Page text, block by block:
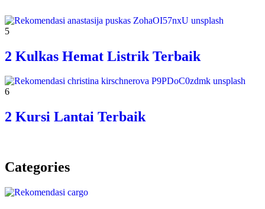
5
2 Kulkas Hemat Listrik Terbaik
6
2 Kursi Lantai Terbaik
Categories